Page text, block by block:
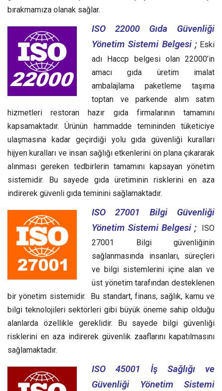
bırakmamıza olanak sağlar.
ISO 22000 Gıda Güvenliği
Yönetim Sistemi Belgesi ; Eski
adı Haccp belgesi olan 22000’in
amacı gıda üretim imalat
ambalajlama paketleme taşıma
toptan ve parkende alım satım
hizmetleri restoran hazır gıda firmalarının tamamını
kapsamaktadır. Ürünün hammadde temininden tüketiciye
ulaşmasına kadar geçirdiği yolu gıda güvenliği kuralları
hijyen kuralları ve insan sağlığı etkenlerini ön plana çıkararak
alınması gereken tedbirlerin tamamını kapsayan yönetim
sistemidir. Bu sayede gıda üretiminin risklerini en aza
indirerek güvenli gıda teminini sağlamaktadır.
ISO 27001 Bilgi Güvenliği
Yönetim Sistemi Belgesi ;
ISO
27001 Bilgi güvenliğinin
sağlanmasında insanları, süreçleri
ve bilgi sistemlerini içine alan ve
üst yönetim tarafından desteklenen
bir yönetim sistemidir. Bu standart, finans, sağlık, kamu ve
bilgi teknolojileri sektörleri gibi büyük öneme sahip olduğu
alanlarda özellikle gereklidir. Bu sayede bilgi güvenliği
risklerini en aza indirerek güvenlik zaaflarını kapatılmasını
sağlamaktadır.
ISO 45001 İş Sağlığı ve
Güvenliği Yönetim Sistemi